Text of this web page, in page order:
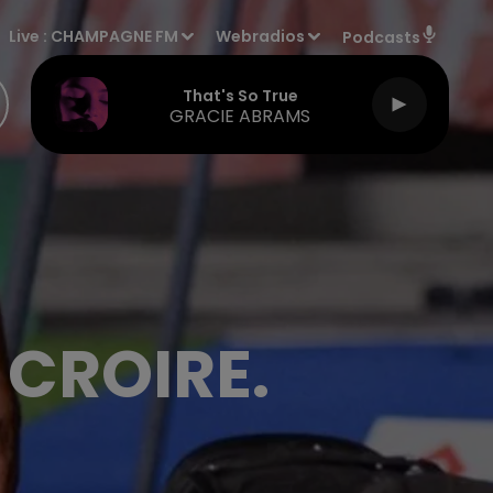
Live : CHAMPAGNE FM Webradios Podcasts
That's So True
GRACIE ABRAMS